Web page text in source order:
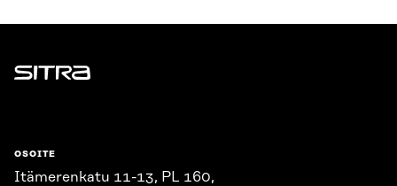
Sitra
OSOITE
Itämerenkatu 11-13, PL 160,